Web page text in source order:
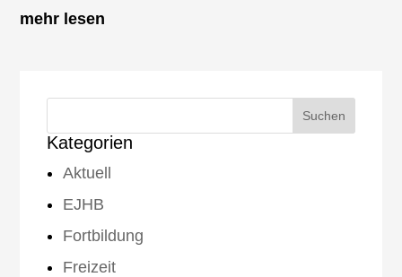
mehr lesen
Kategorien
Aktuell
EJHB
Fortbildung
Freizeit